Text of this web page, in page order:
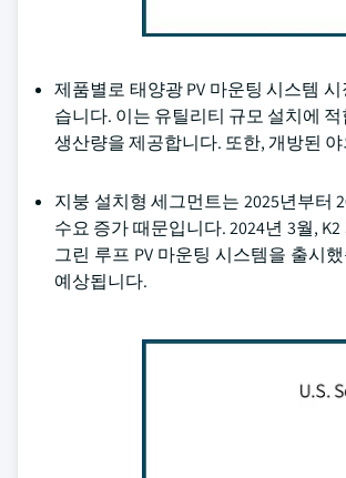
제품별로 태양광 PV 마운팅 시스템
습니다. 이는 유틸리티 규모 설치에
생산량을 제공합니다. 또한, 개방된
지붕 설치형 세그먼트는 2025년부터
수요 증가 때문입니다. 2024년 3월,
그린 루프 PV 마운팅 시스템을 출시
예상됩니다.